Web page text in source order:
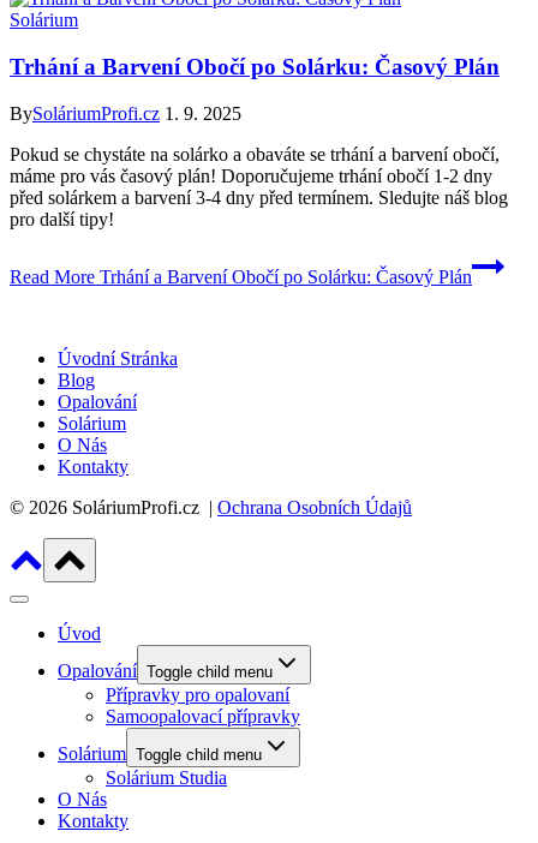
Solárium
Trhání a Barvení Obočí po Solárku: Časový Plán
BySoláriumProfi.cz 1. 9. 2025
Pokud se chystáte na solárko a obaváte se trhání a barvení obočí,
máme pro vás časový plán! Doporučujeme trhání obočí 1-2 dny
před solárkem a barvení 3-4 dny před termínem. Sledujte náš blog
pro další tipy!
Read More Trhání a Barvení Obočí po Solárku: Časový Plán
Úvodní Stránka
Blog
Opalování
Solárium
O Nás
Kontakty
© 2026 SoláriumProfi.cz | Ochrana Osobních Údajů
Úvod
Opalování Toggle child menu
Přípravky pro opalovaní
Samoopalovací přípravky
Solárium Toggle child menu
Solárium Studia
O Nás
Kontakty